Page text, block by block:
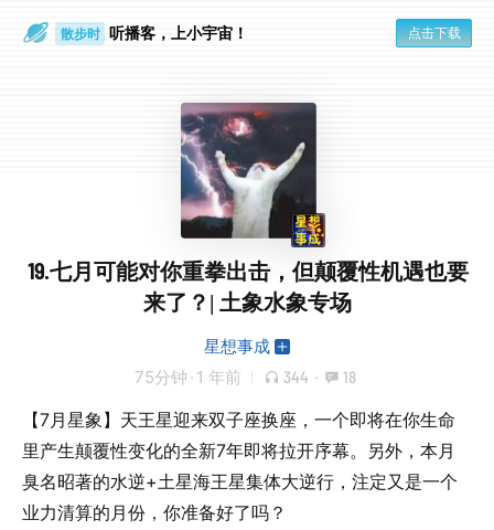
散步时 听播客，上小宇宙！ 点击下载
19.七月可能对你重拳出击，但颠覆性机遇也要
来了？| 土象水象专场
星想事成
75分钟 · 1 年前 344 · 18
【7月星象】天王星迎来双子座换座，一个即将在你生命
里产生颠覆性变化的全新7年即将拉开序幕。另外，本月
臭名昭著的水逆+土星海王星集体大逆行，注定又是一个
业力清算的月份，你准备好了吗？